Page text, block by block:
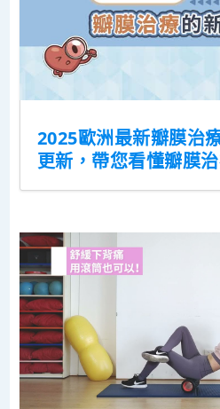
2025歐洲最新瓣膜治
更新，帶您看懂瓣膜